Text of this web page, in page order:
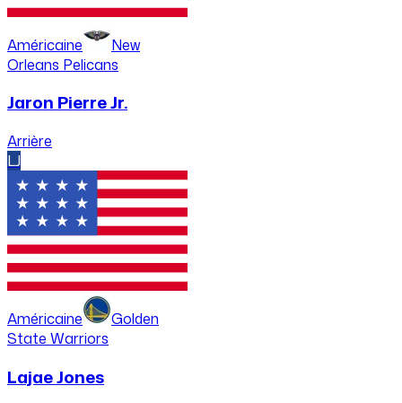
Américaine
New
Orleans Pelicans
Jaron Pierre Jr.
Arrière
LJ
Américaine
Golden
State Warriors
Lajae Jones